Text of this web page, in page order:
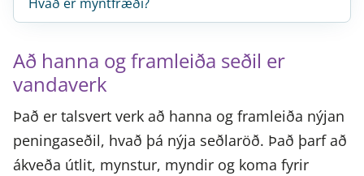
Að hanna og framleiða seðil er
vandaverk
Það er talsvert verk að hanna og framleiða nýjan
peningaseðil, hvað þá nýja seðlaröð. Það þarf að
ákveða útlit, mynstur, myndir og koma fyrir